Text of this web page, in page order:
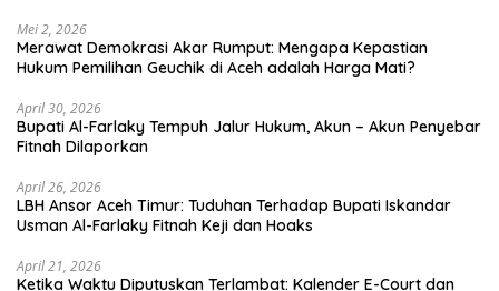
Mei 2, 2026
Merawat Demokrasi Akar Rumput: Mengapa Kepastian
April 30, 2026
Bupati Al-Farlaky Tempuh Jalur Hukum, Akun – Akun Penyebar
Fitnah Dilaporkan
April 26, 2026
LBH Ansor Aceh Timur: Tuduhan Terhadap Bupati Iskandar
Usman Al-Farlaky Fitnah Keji dan Hoaks
April 21, 2026
Ketika Waktu Diputuskan Terlambat: Kalender E-Court dan